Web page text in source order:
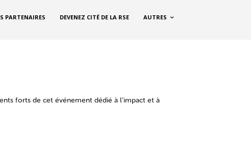
PARTENAIRES DEVENEZ CITÉ DE LA RSE AUTRES
forts de cet événement dédié à l’impact et à